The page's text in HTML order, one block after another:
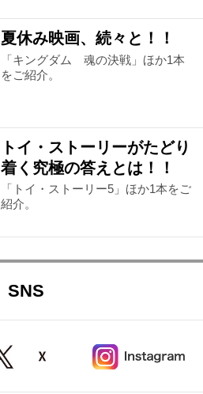
夏休み映画、続々と！！
「キングダム 魂の決戦」ほか1本
をご紹介。
トイ・ストーリーがたどり
着く究極の答えとは！！
「トイ・ストーリー5」ほか1本をご
紹介。
SNS